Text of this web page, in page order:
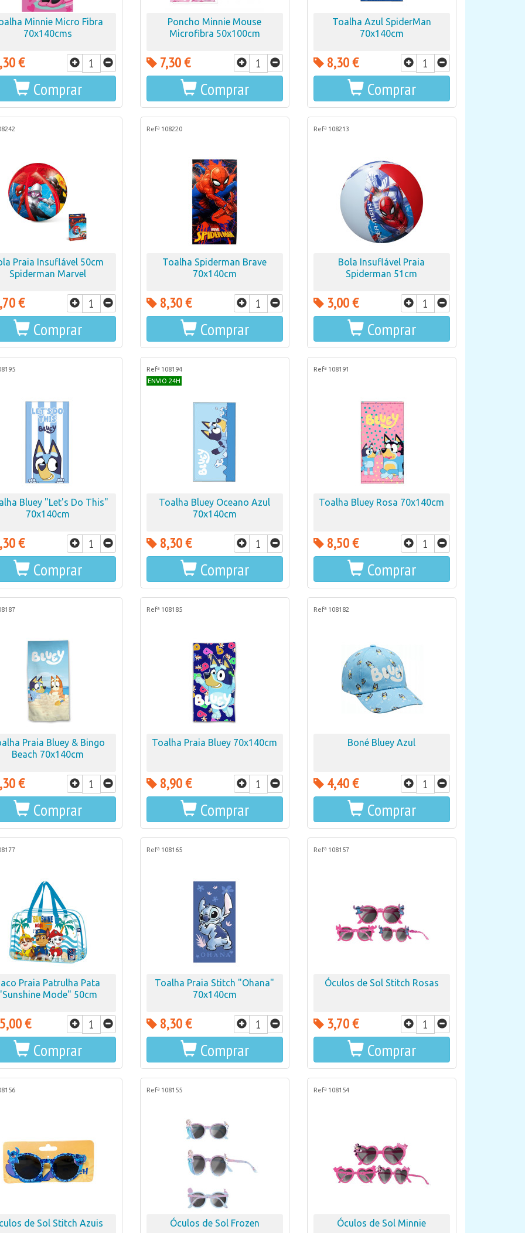
Minnie Micro Fibra
70x140cms
€
Comprar
Poncho Minnie Mouse
Microfibra 50x100cm
7,30 €
Comprar
Toalha Azul SpiderMan
70x140cm
8,30 €
Comprar
Praia Insuflável 50cm
Spiderman Marvel
€
Comprar
Refª 108220
Toalha Spiderman Brave
70x140cm
8,30 €
Comprar
Refª 108213
Bola Insuflável Praia
Spiderman 51cm
3,00 €
Comprar
Bluey "Let's Do This"
70x140cm
€
Comprar
Refª 108194
ENVIO 24H
Toalha Bluey Oceano Azul
70x140cm
8,30 €
Comprar
Refª 108191
Toalha Bluey Rosa 70x140cm
8,50 €
Comprar
Praia Bluey & Bingo
Beach 70x140cm
€
Comprar
Refª 108185
Toalha Praia Bluey 70x140cm
8,90 €
Comprar
Refª 108182
Boné Bluey Azul
4,40 €
Comprar
Praia Patrulha Pata
Mode" 50cm
€
Comprar
Refª 108165
Toalha Praia Stitch "Ohana"
70x140cm
8,30 €
Comprar
Refª 108157
Óculos de Sol Stitch Rosas
3,70 €
Comprar
de Sol Stitch Azuis
Refª 108155
Óculos de Sol Frozen
Refª 108154
Óculos de Sol Minnie